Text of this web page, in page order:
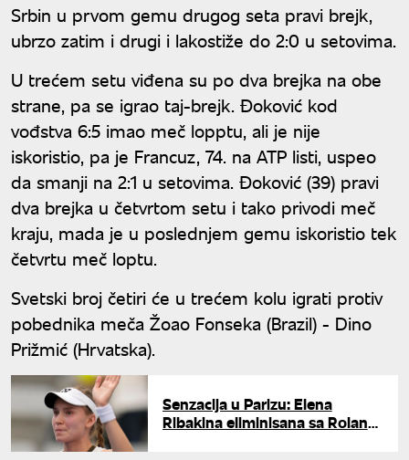
Srbin u prvom gemu drugog seta pravi brejk,
ubrzo zatim i drugi i lakostiže do 2:0 u setovima.
U trećem setu viđena su po dva brejka na obe
strane, pa se igrao taj-brejk. Đoković kod
vođstva 6:5 imao meč lopptu, ali je nije
iskoristio, pa je Francuz, 74. na ATP listi, uspeo
da smanji na 2:1 u setovima. Đoković (39) pravi
dva brejka u četvrtom setu i tako privodi meč
kraju, mada je u poslednjem gemu iskoristio tek
četvrtu meč loptu.
Svetski broj četiri će u trećem kolu igrati protiv
pobednika meča Žoao Fonseka (Brazil) - Dino
Prižmić (Hrvatska).
Senzacija u Parizu: Elena
Ribakina eliminisana sa Rolan